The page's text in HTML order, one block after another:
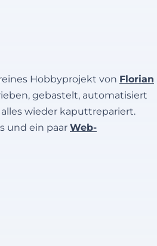
Hobbyprojekt von Florian
gebastelt, automatisiert
wieder kaputtrepariert.
und ein paar Web-